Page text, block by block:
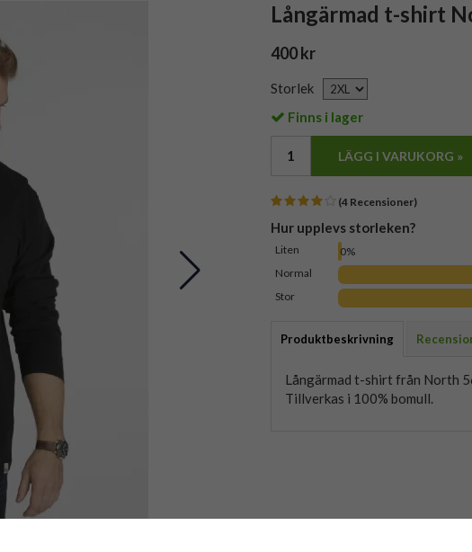
Långärmad t-shirt
400 kr
Storlek
Finns i lager
LÄGG I VARUKORG »
(4 Recensioner)
Hur upplevs storleken?
Liten
0%
Normal
Stor
Produktbeskrivning
Långärmad t-shirt från North
Tillverkas i 100% bomull.